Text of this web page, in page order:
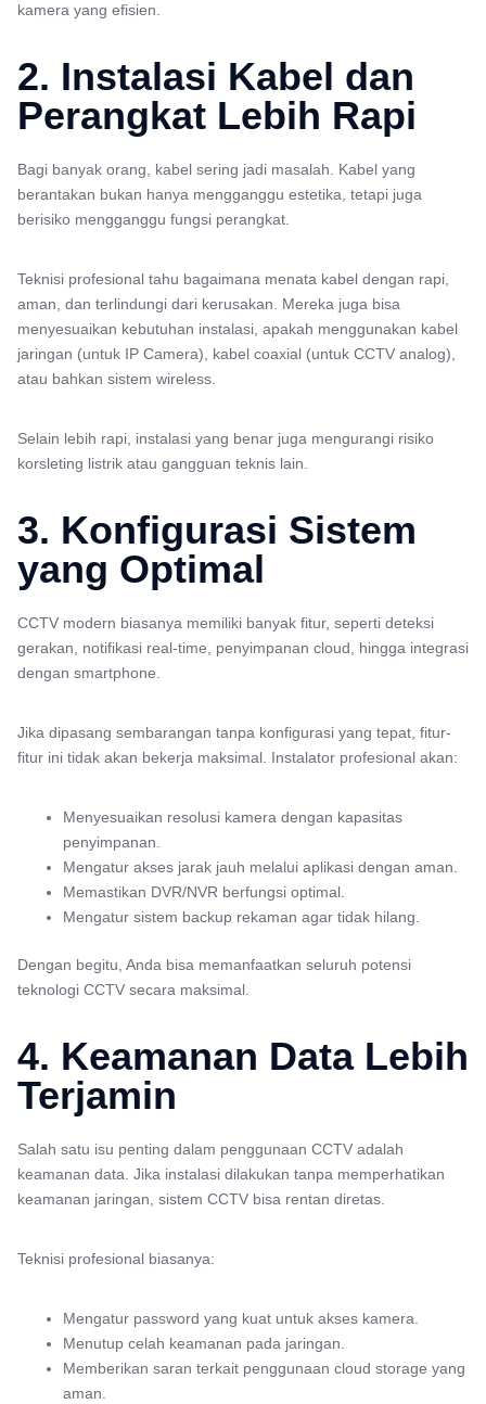
kamera yang efisien.
2. Instalasi Kabel dan
Perangkat Lebih Rapi
Bagi banyak orang, kabel sering jadi masalah. Kabel yang
berantakan bukan hanya mengganggu estetika, tetapi juga
berisiko mengganggu fungsi perangkat.
Teknisi profesional tahu bagaimana menata kabel dengan rapi,
aman, dan terlindungi dari kerusakan. Mereka juga bisa
menyesuaikan kebutuhan instalasi, apakah menggunakan kabel
jaringan (untuk IP Camera), kabel coaxial (untuk CCTV analog),
atau bahkan sistem wireless.
Selain lebih rapi, instalasi yang benar juga mengurangi risiko
korsleting listrik atau gangguan teknis lain.
3. Konfigurasi Sistem
yang Optimal
CCTV modern biasanya memiliki banyak fitur, seperti deteksi
gerakan, notifikasi real-time, penyimpanan cloud, hingga integrasi
dengan smartphone.
Jika dipasang sembarangan tanpa konfigurasi yang tepat, fitur-
fitur ini tidak akan bekerja maksimal. Instalator profesional akan:
Menyesuaikan resolusi kamera dengan kapasitas
penyimpanan.
Mengatur akses jarak jauh melalui aplikasi dengan aman.
Memastikan DVR/NVR berfungsi optimal.
Mengatur sistem backup rekaman agar tidak hilang.
Dengan begitu, Anda bisa memanfaatkan seluruh potensi
teknologi CCTV secara maksimal.
4. Keamanan Data Lebih
Terjamin
Salah satu isu penting dalam penggunaan CCTV adalah
keamanan data. Jika instalasi dilakukan tanpa memperhatikan
keamanan jaringan, sistem CCTV bisa rentan diretas.
Teknisi profesional biasanya:
Mengatur password yang kuat untuk akses kamera.
Menutup celah keamanan pada jaringan.
Memberikan saran terkait penggunaan cloud storage yang
aman.